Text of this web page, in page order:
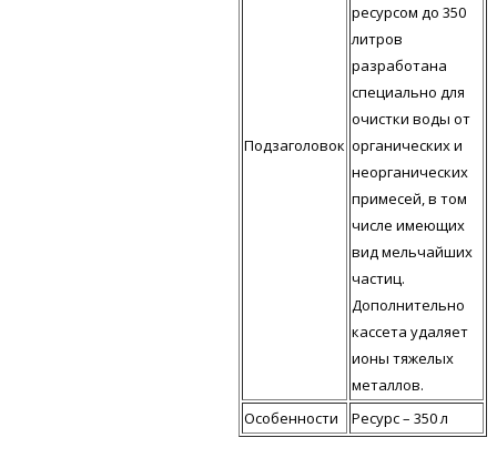
Подзаголовок
ресурсом до 350
литров
разработана
специально для
очистки воды от
органических и
неорганических
примесей, в том
числе имеющих
вид мельчайших
частиц.
Дополнительно
кассета удаляет
ионы тяжелых
металлов.
Особенности
Ресурс – 350 л